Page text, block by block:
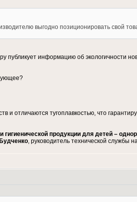
выгодно позиционировать свой
публикует информацию об экологичности
и отличаются тугоплавкостью, что
продукции для детей –
, руководитель технической службы